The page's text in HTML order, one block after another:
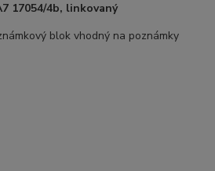
17054/4b, linkovaný
blok vhodný na poznámky